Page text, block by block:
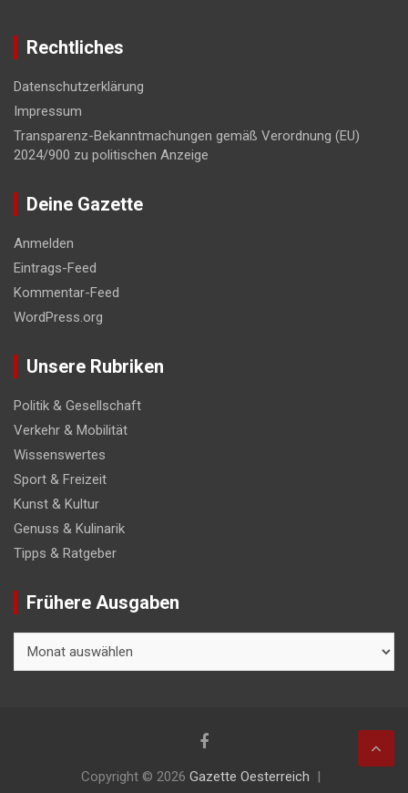
Rechtliches
Datenschutzerklärung
Impressum
Transparenz-Bekanntmachungen gemäß Verordnung (EU)
2024/900 zu politischen Anzeige
Deine Gazette
Anmelden
Eintrags-Feed
Kommentar-Feed
WordPress.org
Unsere Rubriken
Politik & Gesellschaft
Verkehr & Mobilität
Wissenswertes
Sport & Freizeit
Kunst & Kultur
Genuss & Kulinarik
Tipps & Ratgeber
Frühere Ausgaben
Ausgaben
Copyright © 2026 Gazette Oesterreich